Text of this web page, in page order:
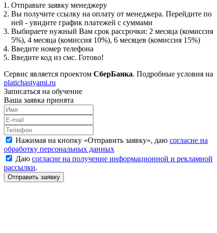
Отправьте заявку менеджеру
Вы получите ссылку на оплату от менеджера. Перейдите по
ней - увидите график платежей с суммами
Выбираете нужный Вам срок рассрочки: 2 месяца (комиссия
5%), 4 месяца (комиссия 10%), 6 месяцев (комиссия 15%)
Введите номер телефона
Введите код из смс. Готово!
Сервис является проектом СберБанка. Подробные условия на
platichastyami.ru
Записаться на обучение
Ваша заявка принята
Нажимая на кнопку «Отправить заявку», даю согласие на
обработку персональных данных
Даю согласие на получение информационной и рекламной
рассылки.